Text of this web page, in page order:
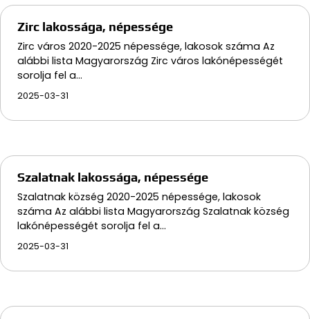
Zirc lakossága, népessége
Zirc város 2020-2025 népessége, lakosok száma Az
alábbi lista Magyarország Zirc város lakónépességét
sorolja fel a…
2025-03-31
Szalatnak lakossága, népessége
Szalatnak község 2020-2025 népessége, lakosok
száma Az alábbi lista Magyarország Szalatnak község
lakónépességét sorolja fel a…
2025-03-31